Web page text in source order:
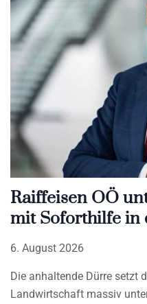
Raiffeisen OÖ
mit Soforthilfe in
6. August 2026
Die anhaltende Dürre setzt
Landwirtschaft massiv